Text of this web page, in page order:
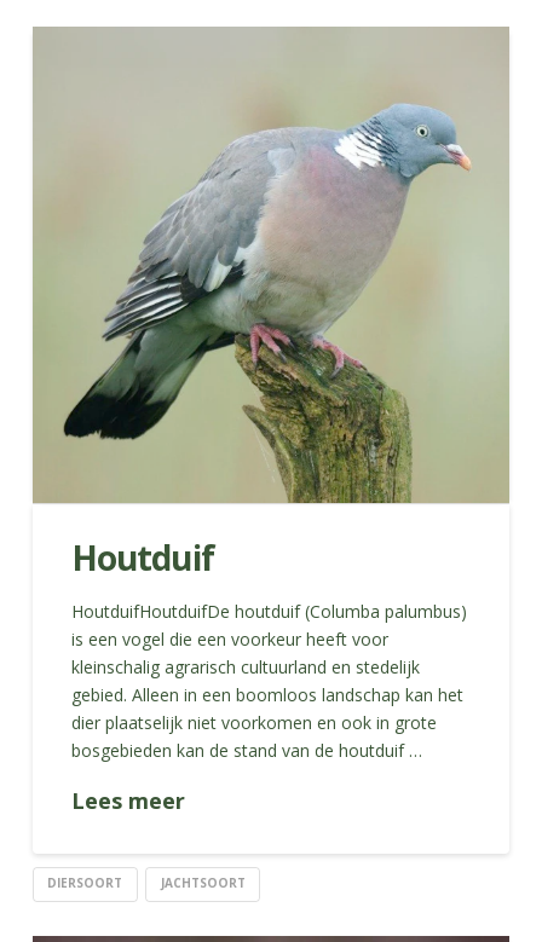
Houtduif
HoutduifHoutduifDe houtduif (Columba palumbus)
is een vogel die een voorkeur heeft voor
kleinschalig agrarisch cultuurland en stedelijk
gebied. Alleen in een boomloos landschap kan het
dier plaatselijk niet voorkomen en ook in grote
bosgebieden kan de stand van de houtduif …
Lees meer
DIERSOORT JACHTSOORT